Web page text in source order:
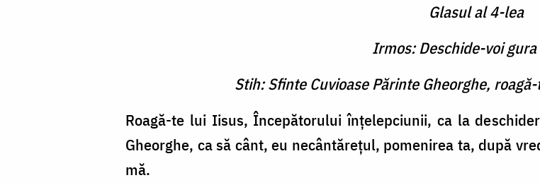
Glasul al 4-lea
Irmos: Deschide-voi
Stih: Sfinte Cuvioase Părinte Gheorghe,
Roagă-te lui Iisus, Înce­pătorului înţelepciunii, ca la
Gheorghe, ca să cânt, eu necântăreţul, pomenirea ta, după
mă.